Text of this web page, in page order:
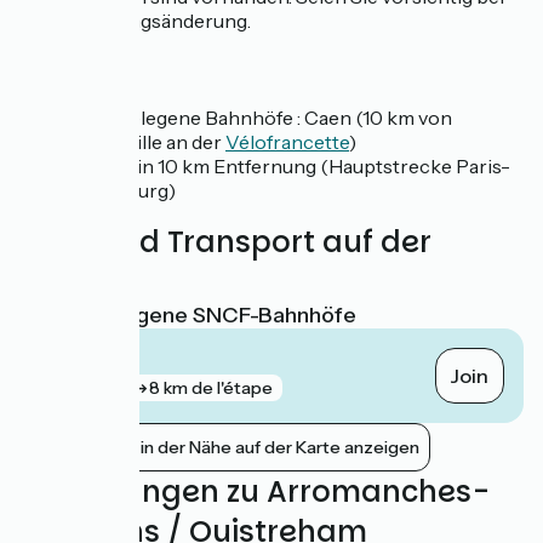
jeder Richtungsänderung.
Nahe gelegene Bahnhöfe : Caen (10 km von
Bénouville an derVélofrancette)
Bayeux in 10 km Entfernung (Hauptstrecke Paris-
Cherbourg)
Züge und Transport auf der
Nächstgelegene SNCF-Bahnhöfe
8 km de l'étape Join
Bahnhöfe in der Nähe auf der Karte anzeigen
Bewertungen zu Arromanches-
les-Bains / Ouistreham